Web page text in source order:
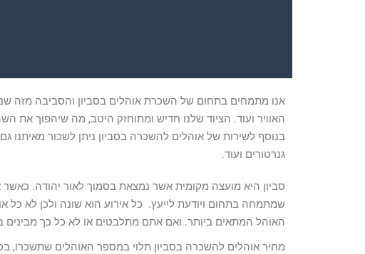
אנו מתמחים בתחום של השכרת אוהלים בסביון והסביבה מזה
האוויר ועוד. הציוד שלנו חדיש ומתוחזק היטב, מה שיהפוך את
בנוסף לשירות של אוהלים להשכרה בסביון ניתן לשכור מאיתנו
גנרטורים ועוד.
סביון היא מועצה מקומית אשר נמצאת בסמוך לאור יהודה.
שמתמחה בתחום ויודעת לייעץ. כל אירוע הוא שונה ולכן לא כל
האוהל המתאים ביותר. ואם אתם מתלבטים או לא כל כך מבינים
מחיר אוהלים להשכרה בסביון תלוי במספר האוהלים שתשכרו,